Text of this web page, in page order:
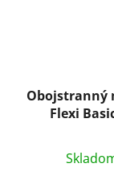
Obojstranný
Flexi